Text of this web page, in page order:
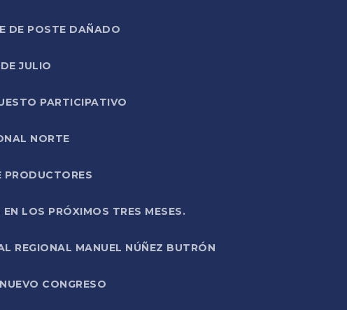
DE POSTE DAÑADO
JULIO
PARTICIPATIVO
NORTE
LOS PRÓXIMOS TRES MESES.
REGIONAL MANUEL NÚÑEZ BUTRÓN
CONGRESO